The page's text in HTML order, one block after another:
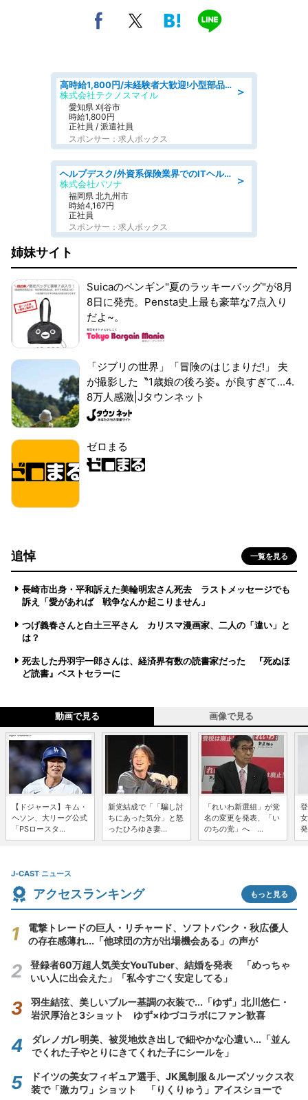
＞
高時給1,800円/未経験者大歓迎!小型部品の加工業務 denso aichi
株式会社テクノスマイル
愛知県 刈谷市
時給1,800円
正社員 / 派遣社員
スポンサー：求人ボックス
＞
ヘルプデスク/外資系保険業界でのITヘルプデスク業務/駅近/即日勤務可/ヘルプデスク
株式会社パソナ
福岡県 北九州市
時給4,167円
正社員
スポンサー：求人ボックス
姉妹サイト
Suicaのペンギン"夏のラッキーバッグ"が8月
8日に発売。Pensta史上最も豪華な7点入り
だよ~。
「ジブリの世界」「冒険のはじまりだ!」 夫
が撮影した〝1歳娘の後ろ姿〟が良すぎて...4.
8万人感激|Jタウンネット
ゼロまる
追悼 一覧を見る
長崎市出身・平和訴えた美輪明宏さん死去 ラストメッセージでも
訴え「愛があれば 戦争なんか起こりません」
つげ義春さんと白土三平さん カリスマ漫画家、二人の「違い」と
は？
死去した丹羽宇一郎さんは、経済界有数の読書家だった 『死ぬほ
ど読書』ベストセラーに
動画で見る 画像で見る
【ドジャース】キム・
ヘソン、大リーグ公式
「PSロースタ...
新党結成で「「騙し討
ちにあった気分」と怒
ったひろゆき妻...
「れいわ新選組」が党
名の変更を発表、「い
のちの党」へ ...
J-CAST ニュース
アクセスランキング もっと見る
電撃トレードの巨人・リチャード、ソフトバンク・秋広優人
の存在感薄れ...「他球団の方が出場機会ある」の声が
登録者60万超人気美女YouTuber、結婚を発表 「めっちゃ
いい人に出会えた」「私今すごく安定してる」
羽生結弦、美しいブルー基調の衣装で...「ゆず」北川悠仁・
岩沢厚治と3ショット ゆず×ゆづコラボにファン歓喜
ダレノガレ明美、被災地炊き出しで細やかな心遣い...「並ん
でくれた子やとりにきてくれた子にシールを」
ドイツの美女フィギュア選手、JK風制服＆ルーズソックス衣
装で「激カワ」ショット 「りくりゅう」アイスショーで